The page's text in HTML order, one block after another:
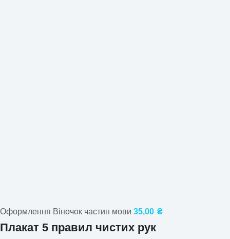
Оформлення Віночок частин мови 35,00 ₴
Плакат 5 правил чистих рук